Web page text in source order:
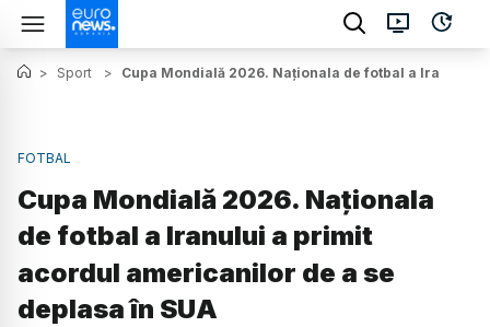
> Sport > Cupa Mondială 2026. Naționala de fotbal a Iranului
FOTBAL
Cupa Mondială 2026. Naționala
de fotbal a Iranului a primit
acordul americanilor de a se
deplasa în SUA